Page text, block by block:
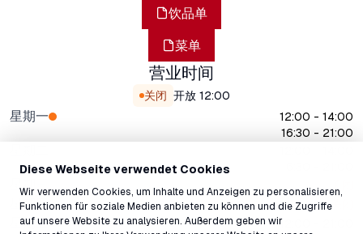
Diese Webseite verwendet Cookies
Wir verwenden Cookies, um Inhalte und Anzeigen zu personalisieren,
Funktionen für soziale Medien anbieten zu können und die Zugriffe
auf unsere Website zu analysieren. Außerdem geben wir
饮品单
菜单
营业时间
关闭 开放 12:00
星期一
12:00 - 14:00
16:30 - 21:00
星期三
星期四 关闭
星期五 12:00 - 21:00